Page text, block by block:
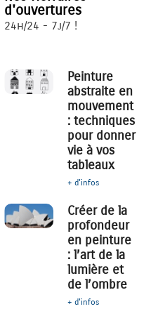
d'ouvertures
24h/24 - 7j/7 !
Peinture
abstraite en
mouvement
: techniques
pour donner
vie à vos
tableaux
+ d'infos
Créer de la
profondeur
en peinture
: l’art de la
lumière et
de l’ombre
+ d'infos